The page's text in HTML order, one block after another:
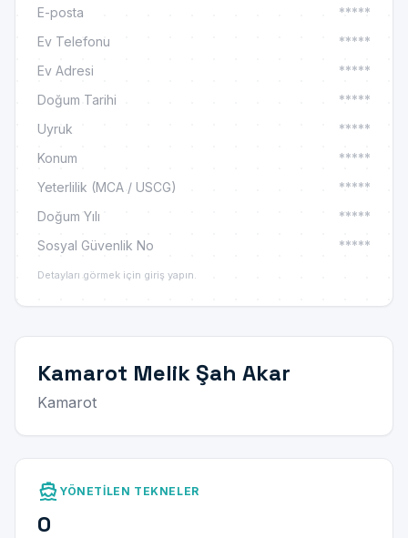
E-posta
*****
Ev Telefonu
*****
Ev Adresi
*****
Doğum Tarihi
*****
Uyruk
*****
Konum
*****
Yeterlilik (MCA / USCG)
*****
Doğum Yılı
*****
Sosyal Güvenlik No
*****
Detayları görmek için giriş yapın.
Kamarot Melik Şah Akar
Kamarot
directions_boat YÖNETILEN TEKNELER
0